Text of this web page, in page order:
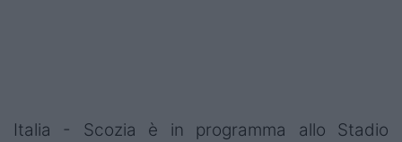
Italia - Scozia è in programma allo Stadio